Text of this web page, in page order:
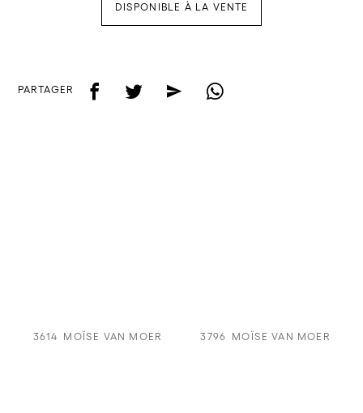
DISPONIBLE À LA VENTE
PARTAGER f t e w
3614 MOÏSE VAN MOER 3796 MOÏSE VAN MOER